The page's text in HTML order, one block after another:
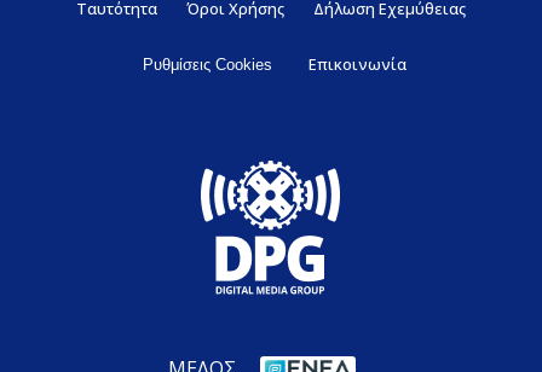
Ταυτότητα Όροι Χρήσης Δήλωση Εχεμύθειας
Ρυθμίσεις Cookies Επικοινωνία